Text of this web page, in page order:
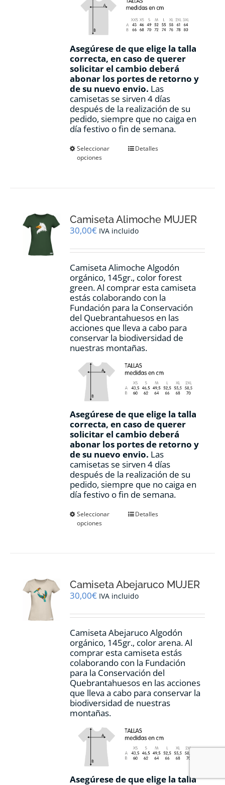
Asegúrese de que elige la talla
correcta, en caso de querer
solicitar el cambio deberá
abonar los portes de retorno y
de su nuevo envio. Las
camisetas se sirven 4 días
después de la realización de su
pedido, siempre que no caiga en
día festivo o fin de semana.
Seleccionar
opciones
Este
se
pueden
en
página
de
producto
Detalles
Camiseta Alimoche MUJER
30,00€ IVA incluido
Camiseta Alimoche Algodón
orgánico, 145gr., color forest
green. Al comprar esta camiseta
estás colaborando con la
Fundación para la Conservación
del Quebrantahuesos en las
acciones que lleva a cabo para
conservar la biodiversidad de
nuestras montañas.
Asegúrese de que elige la talla
correcta, en caso de querer
solicitar el cambio deberá
abonar los portes de retorno y
de su nuevo envio. Las
camisetas se sirven 4 días
después de la realización de su
pedido, siempre que no caiga en
día festivo o fin de semana.
Seleccionar
opciones
Este
se
pueden
en
página
de
producto
Detalles
Camiseta Abejaruco MUJER
30,00€ IVA incluido
Camiseta Abejaruco Algodón
orgánico, 145gr., color arena. Al
comprar esta camiseta estás
colaborando con la Fundación
para la Conservación del
Quebrantahuesos en las acciones
que lleva a cabo para conservar la
biodiversidad de nuestras
montañas.
Asegúrese de que elige la talla